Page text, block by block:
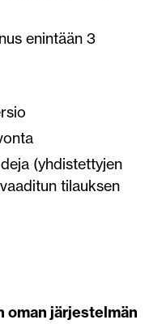
enintään 3
(yhdistettyjen
tilauksen
oman järjestelmän